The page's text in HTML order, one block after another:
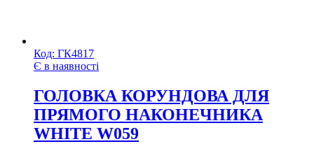
Код: ГК4817
Є в наявності
ГОЛОВКА КОРУНДОВА ДЛЯ
ПРЯМОГО НАКОНЕЧНИКА
WHITE W059